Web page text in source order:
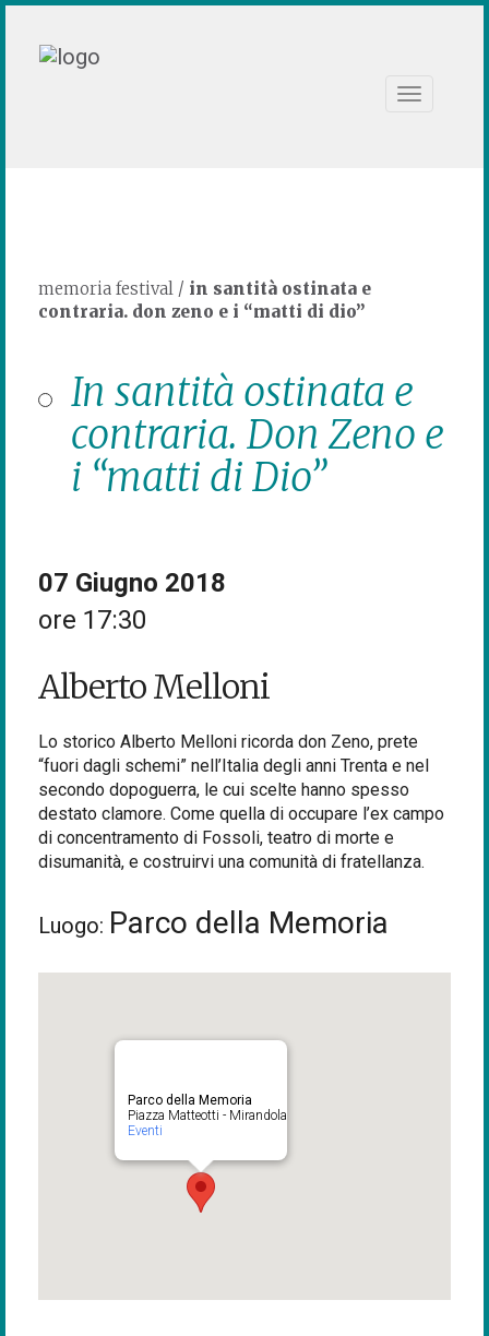
Toggle
memoria festival / in santità ostinata e
contraria. don zeno e i “matti di dio”
In santità ostinata e
contraria. Don Zeno e
i “matti di Dio”
07 Giugno 2018
ore 17:30
Alberto Melloni
Lo storico Alberto Melloni ricorda don Zeno, prete
“fuori dagli schemi” nell’Italia degli anni Trenta e nel
secondo dopoguerra, le cui scelte hanno spesso
destato clamore. Come quella di occupare l’ex campo
di concentramento di Fossoli, teatro di morte e
disumanità, e costruirvi una comunità di fratellanza.
Luogo: Parco della Memoria
Parco della Memoria
Piazza Matteotti - Mirandola
Eventi